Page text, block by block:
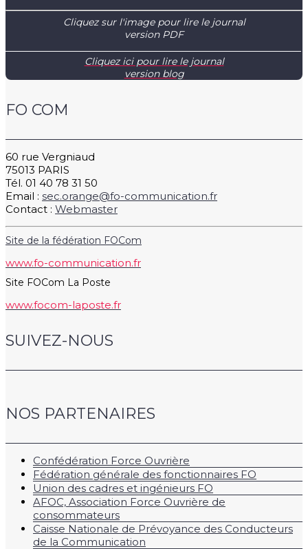
Cliquez sur l'image pour lire le journal
version PDF
Cliquez ici pour lire le journal
version blog
FO COM
60 rue Vergniaud
75013 PARIS
Tél. 01 40 78 31 50
Email : sec.orange@fo-communication.fr
Contact : Webmaster
Site de la fédération FOCom
www.fo-communication.fr
Site FOCom La Poste
www.focom-laposte.fr
SUIVEZ-NOUS
NOS PARTENAIRES
Confédération Force Ouvrière
Fédération générale des fonctionnaires FO
Union des cadres et ingénieurs FO
AFOC, Association Force Ouvrière de
consommateurs
Caisse Nationale de Prévoyance des Conducteurs
de la Communication